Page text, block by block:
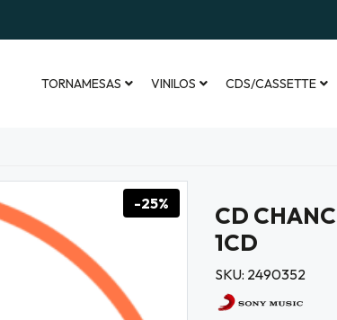
TORNAMESAS VINILOS CDS/CASSETTE
-25%
CD
1CD
SKU: 2490352